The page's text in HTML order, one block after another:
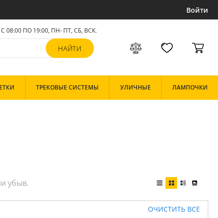
Войти
С 08:00 ПО 19:00, ПН- ПТ, СБ, ВСК.
ТРЕКОВЫЕ СИСТЕМЫ УЛИЧНЫЕ ЛАМПОЧКИ
ОЧИСТИТЬ ВСЕ